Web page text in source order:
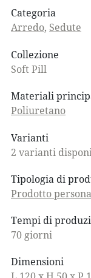
Categoria
Arredo, Sedute
Collezione
Soft Pill
Materiali
Poliuretano
Varianti
2 varianti
Tipologia di
Prodotto
Tempi di
70 giorni
Dimensioni